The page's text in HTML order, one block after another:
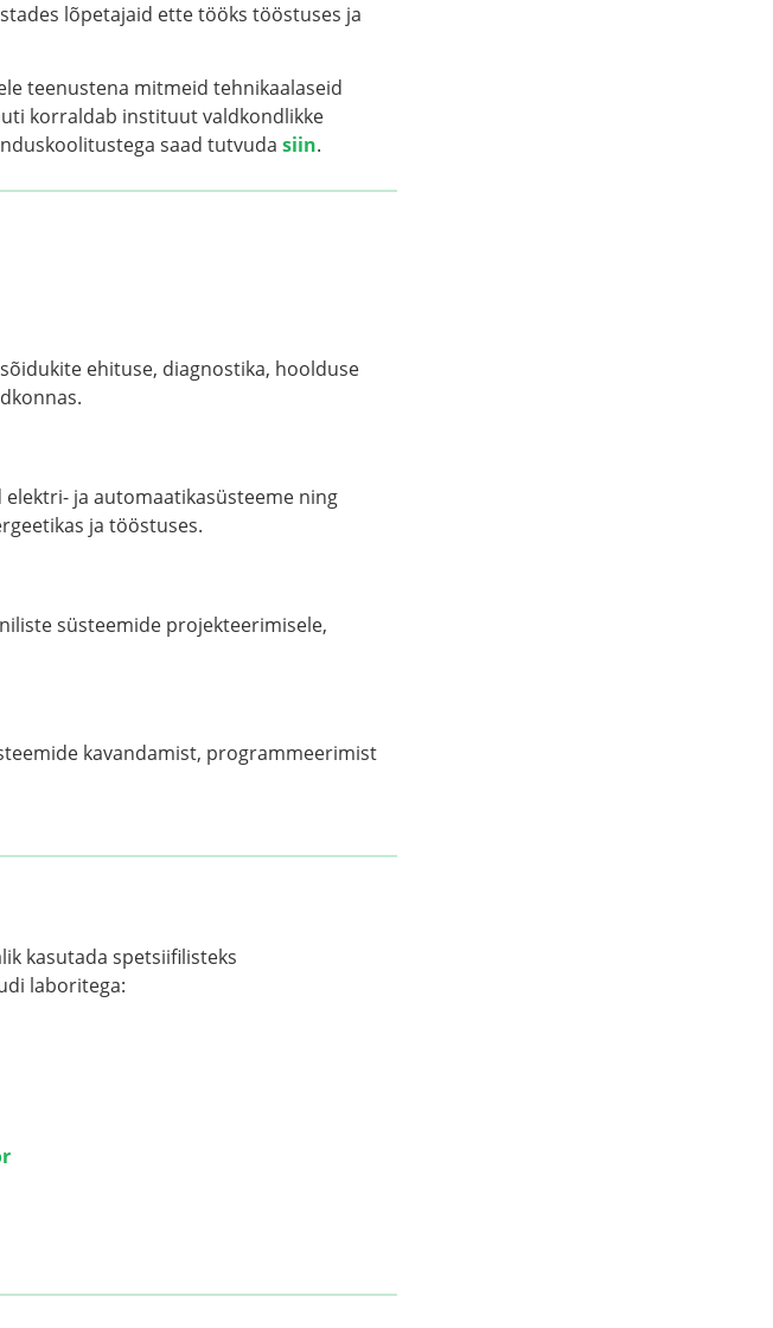
lõpetajaid ette tööks tööstuses ja
teenustena mitmeid tehnikaalaseid
korraldab instituut valdkondlikke
saad tutvuda siin.
ehituse, diagnostika, hoolduse
ja automaatikasüsteeme ning
ja tööstuses.
süsteemide projekteerimisele,
kavandamist, programmeerimist
kasutada spetsiifilisteks
laboritega: